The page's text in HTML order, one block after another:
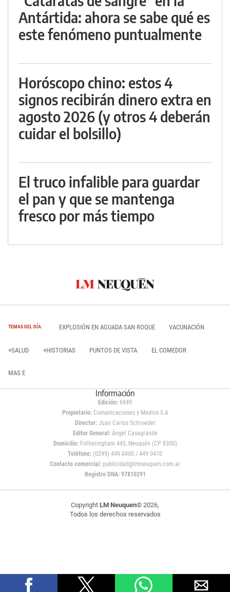
Antártida: ahora se sabe qué es
este fenómeno puntualmente
Horóscopo chino: estos 4
signos recibirán dinero extra en
agosto 2026 (y otros 4 deberán
cuidar el bolsillo)
El truco infalible para guardar
el pan y que se mantenga
fresco por más tiempo
TEMAS DEL DÍA EXPLOSIÓN EN AGUADA SAN ROQUE VACUNACIÓN
+SALUD +HISTORIAS PUNTOS DE VISTA EL COMEDOR
MAS E
Información
Edición: 6949
Propietario:Comunicaciones y Medios S.A
Director: Juan Carlos Schroeder
Editor General:Ángel Casagrande
Domicilio:Fotheringham 445, Neuquén (CP 8300)
Teléfono: (0299) 449 0400 / 449 0410
Contacto comercial: publicidad@lmneuquen.com.ar
Registro DNA: 97810291
Copyright LM Neuquen© 2026,
Todos los derechos reservados